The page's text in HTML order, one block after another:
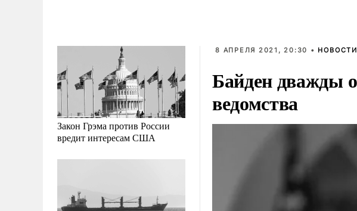
Закон Грэма против России
вредит интересам США
8 АПРЕЛЯ 2021, 20:30 •
Байден дважды
ведомства